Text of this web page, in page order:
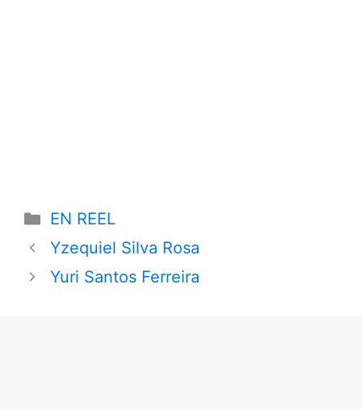
Categories
EN REEL
Yzequiel Silva Rosa
Yuri Santos Ferreira